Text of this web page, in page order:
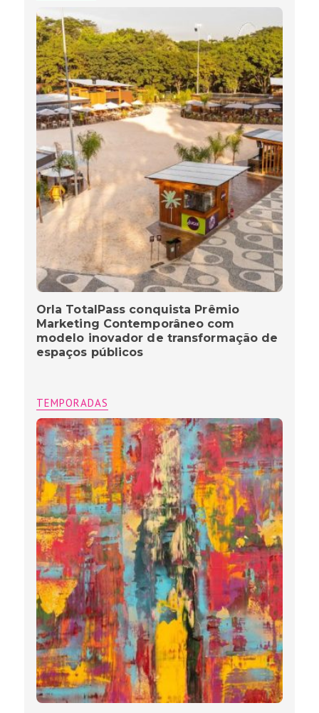
Orla TotalPass conquista Prêmio
Marketing Contemporâneo com
modelo inovador de transformação de
espaços públicos
TEMPORADAS